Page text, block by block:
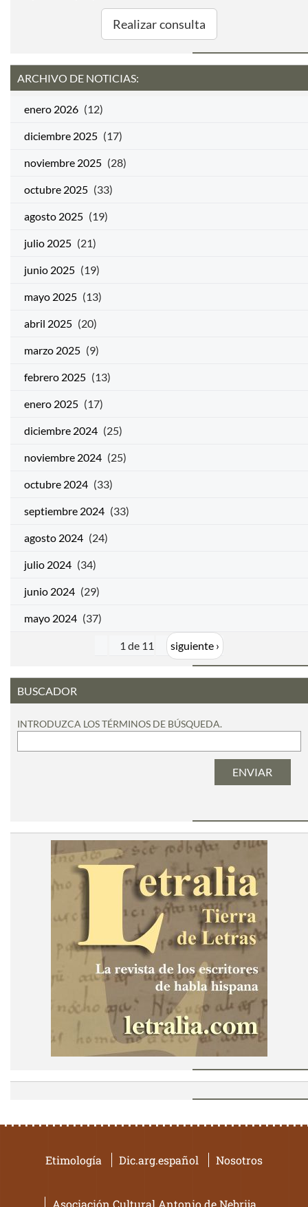
Realizar consulta
ARCHIVO DE NOTICIAS:
enero 2026 (12)
diciembre 2025 (17)
noviembre 2025 (28)
octubre 2025 (33)
agosto 2025 (19)
julio 2025 (21)
junio 2025 (19)
mayo 2025 (13)
abril 2025 (20)
marzo 2025 (9)
febrero 2025 (13)
enero 2025 (17)
diciembre 2024 (25)
noviembre 2024 (25)
octubre 2024 (33)
septiembre 2024 (33)
agosto 2024 (24)
julio 2024 (34)
junio 2024 (29)
mayo 2024 (37)
1 de 11 siguiente ›
BUSCADOR
INTRODUZCA LOS TÉRMINOS DE BÚSQUEDA.
Etimología Dic.arg.español Nosotros
Asociación Cultural Antonio de Nebrija